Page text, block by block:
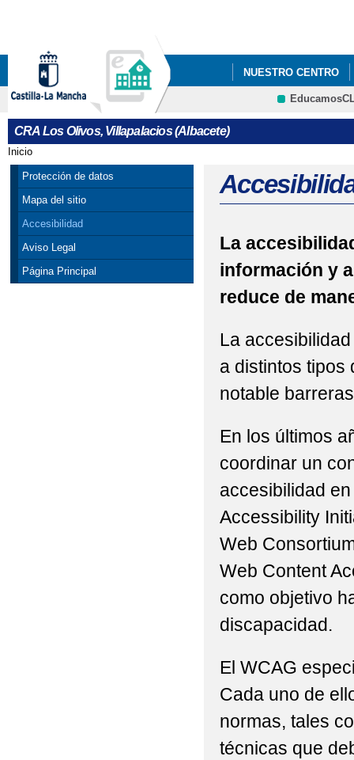
NUESTRO CENTRO
CRA Los Olivos, Villapalacios (Albacete)
Se encuentra usted aquí
Inicio
Protección de datos
Mapa del sitio
Accesibilidad
Aviso Legal
Página Principal
La
información y
reduce de
La
a distintos tipos
notable
En los últimos
coordinar un
accesibilidad
Accessibility
Web
Web Content
como objetivo
discapacidad.
El WCAG
Cada uno de
normas, tales
técnicas que